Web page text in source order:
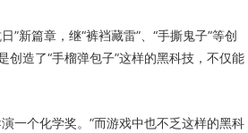
”新篇章，继“裤裆藏雷” “手撕鬼子”等创
创造了“手榴弹包子”这样的黑科技，不仅能
一个化学奖。 ”而游戏中也不乏这样的黑科